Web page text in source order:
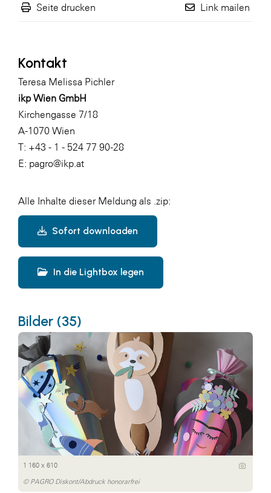
Seite drucken Link mailen
Kontakt
Teresa Melissa Pichler
ikp Wien GmbH
Kirchengasse 7/18
A-1070 Wien
T: +43 - 1 - 524 77 90-28
E: pagro@ikp.at
Alle Inhalte dieser Meldung als .zip:
Sofort downloaden
In die Lightbox legen
Bilder (35)
1 160 x 610
© PAGRO Diskont/Abdruck honorarfrei